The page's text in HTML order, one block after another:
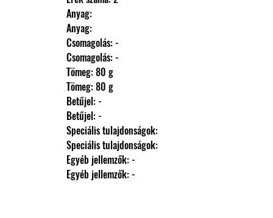
                Anyag:
                Anyag:
                Csomagolás: -
                Csomagolás: -
                Tömeg: 80 g
                Tömeg: 80 g
                Betűjel: -
                Betűjel: -
                Speciális tulajdonságok:
                Speciális tulajdonságok:
                Egyéb jellemzők: -
                Egyéb jellemzők: -